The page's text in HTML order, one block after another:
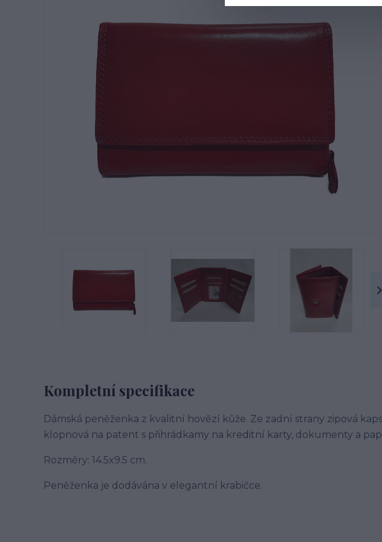
Kompletní specifikace
Dámská peněženka z kvalitní hovězí kůže. Ze zadní strany zipová
klopnová na patent s přihrádkamy na kreditní karty, dokumenty a
Rozměry: 14.5x9.5 cm.
Peněženka je dodávána v elegantní krabičce.